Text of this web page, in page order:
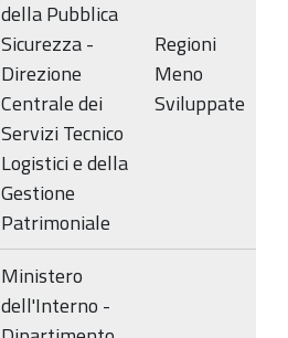
della Pubblica
Sicurezza -
Direzione
Centrale dei
Servizi Tecnico
Logistici e della
Gestione
Patrimoniale
Regioni
Meno
Sviluppate
Ministero
dell'Interno -